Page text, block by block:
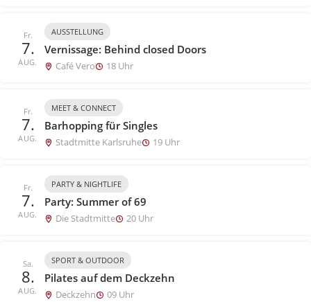
Fr.
7.
AUG.
AUSSTELLUNG
Vernissage: Behind closed Doors
Café Vero 18 Uhr
Fr.
7.
AUG.
MEET & CONNECT
Barhopping für Singles
Stadtmitte Karlsruhe 19 Uhr
Fr.
7.
AUG.
PARTY & NIGHTLIFE
Party: Summer of 69
Die Stadtmitte 20 Uhr
Sa.
8.
AUG.
SPORT & OUTDOOR
Pilates auf dem Deckzehn
Deckzehn 09 Uhr